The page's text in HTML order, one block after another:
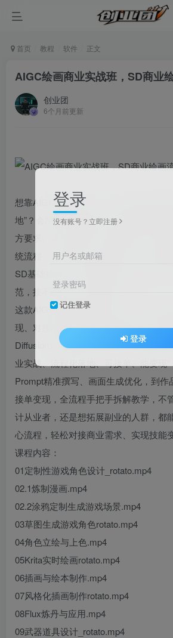
首页 教程 软件 正文
AIGC绘画商业实战班，SD商业
创业团
6个月前更新
想靠AIGC绘画变现，却卡在“懂绘画不
地”？会用SD生成画面，却摸不透商业
方要求、通不过审核？0基础想入门SD
统流程，盲目摸索、反复踩坑，无法对
SD基础操作，却不懂商业Prompt撰写
范，接不到订单、賺不到钱？
这款AIGC绘画商业实战班，专为想靠
现、对接商业项目的人群量身打造！全
Diffusion）商业绘画全流程，拒绝空泛
业实战、流程化落地、可接单、能变现”
Prompt精准撰写、画面生成优化，到作
接单变现，全流程手把手拆解教学，不
计从业者，还是想拓展副业的人群，都
心流程，轻松对接商业需求、实现技能
课程内容：
01定制性游戏角色设计_rotato.mp4
02.1炼制漫画.mp4
02.2涂鸦定制生成游戏场景.mp4
03草图生成游戏角色rotato.mp4
04角色立绘与上色.mp4
05Krita实时绘画rotato.mp4
06插画与绘本制作.mp4
07风格化插画制作rotato.mp4
08Flux炼丹与应用.mp4
09武器道具设计_rotato.mp4
登录
没有账号？立即注册
用户名或邮箱
登录密码
记住登录
登录